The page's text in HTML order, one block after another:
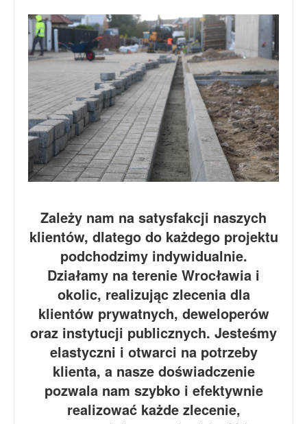
Zależy nam na satysfakcji naszych
klientów, dlatego do każdego projektu
podchodzimy indywidualnie.
Działamy na terenie Wrocławia i
okolic, realizując zlecenia dla
klientów prywatnych, deweloperów
oraz instytucji publicznych. Jesteśmy
elastyczni i otwarci na potrzeby
klienta, a nasze doświadczenie
pozwala nam szybko i efektywnie
realizować każde zlecenie,